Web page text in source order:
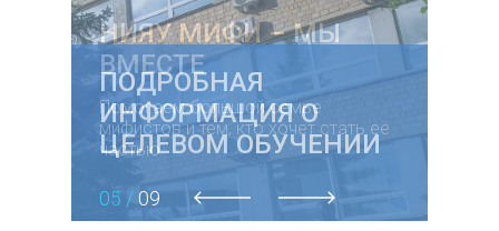
previous next
ПОДРОБНАЯ
ИНФОРМАЦИЯ О
ЦЕЛЕВОМ ОБУЧЕНИИ
05 /09